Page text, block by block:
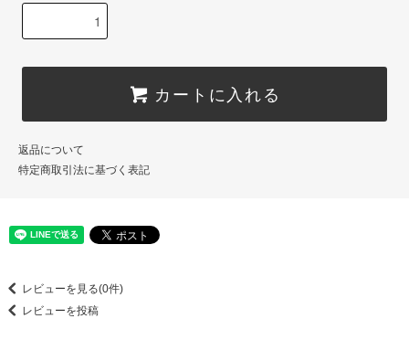
カートに入れる
返品について
特定商取引法に基づく表記
レビューを見る(0件)
レビューを投稿